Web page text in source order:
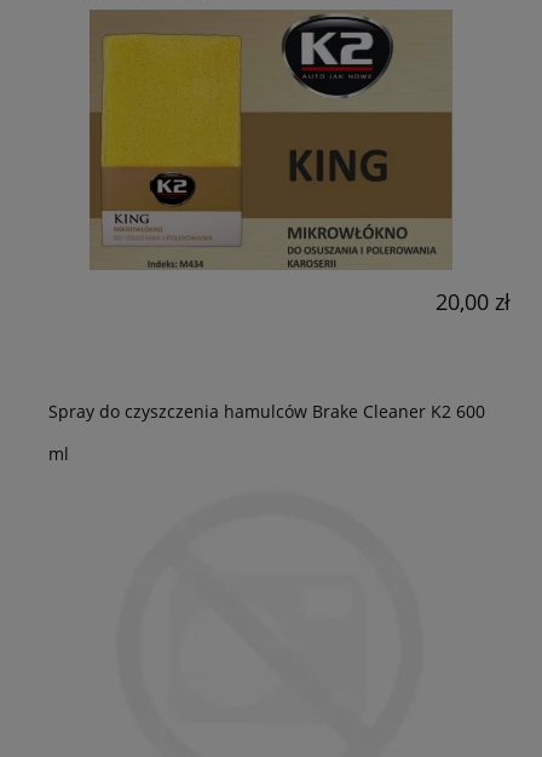
20,00 zł
Spray do czyszczenia hamulców Brake Cleaner K2 600
ml